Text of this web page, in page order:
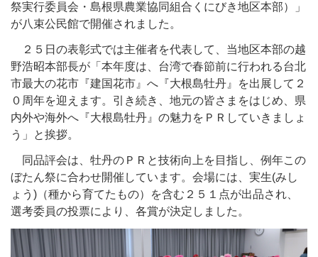
祭実行委員会・島根県農業協同組合くにびき地区本部）」
が八束公民館で開催されました。
２５日の表彰式では主催者を代表して、当地区本部の越
野浩昭本部長が「本年度は、台湾で春節前に行われる台北
市最大の花市『建国花市』へ『大根島牡丹』を出展して２
０周年を迎えます。引き続き、地元の皆さまをはじめ、県
内外や海外へ『大根島牡丹』の魅力をＰＲしていきましょ
う」と挨拶。
同品評会は、牡丹のＰＲと技術向上を目指し、例年この
ぼたん祭に合わせ開催しています。会場には、 実生(みし
ょう)（種から育てたもの）を含む２５１点が出品され、
選考委員の投票により、各賞が決定しました。